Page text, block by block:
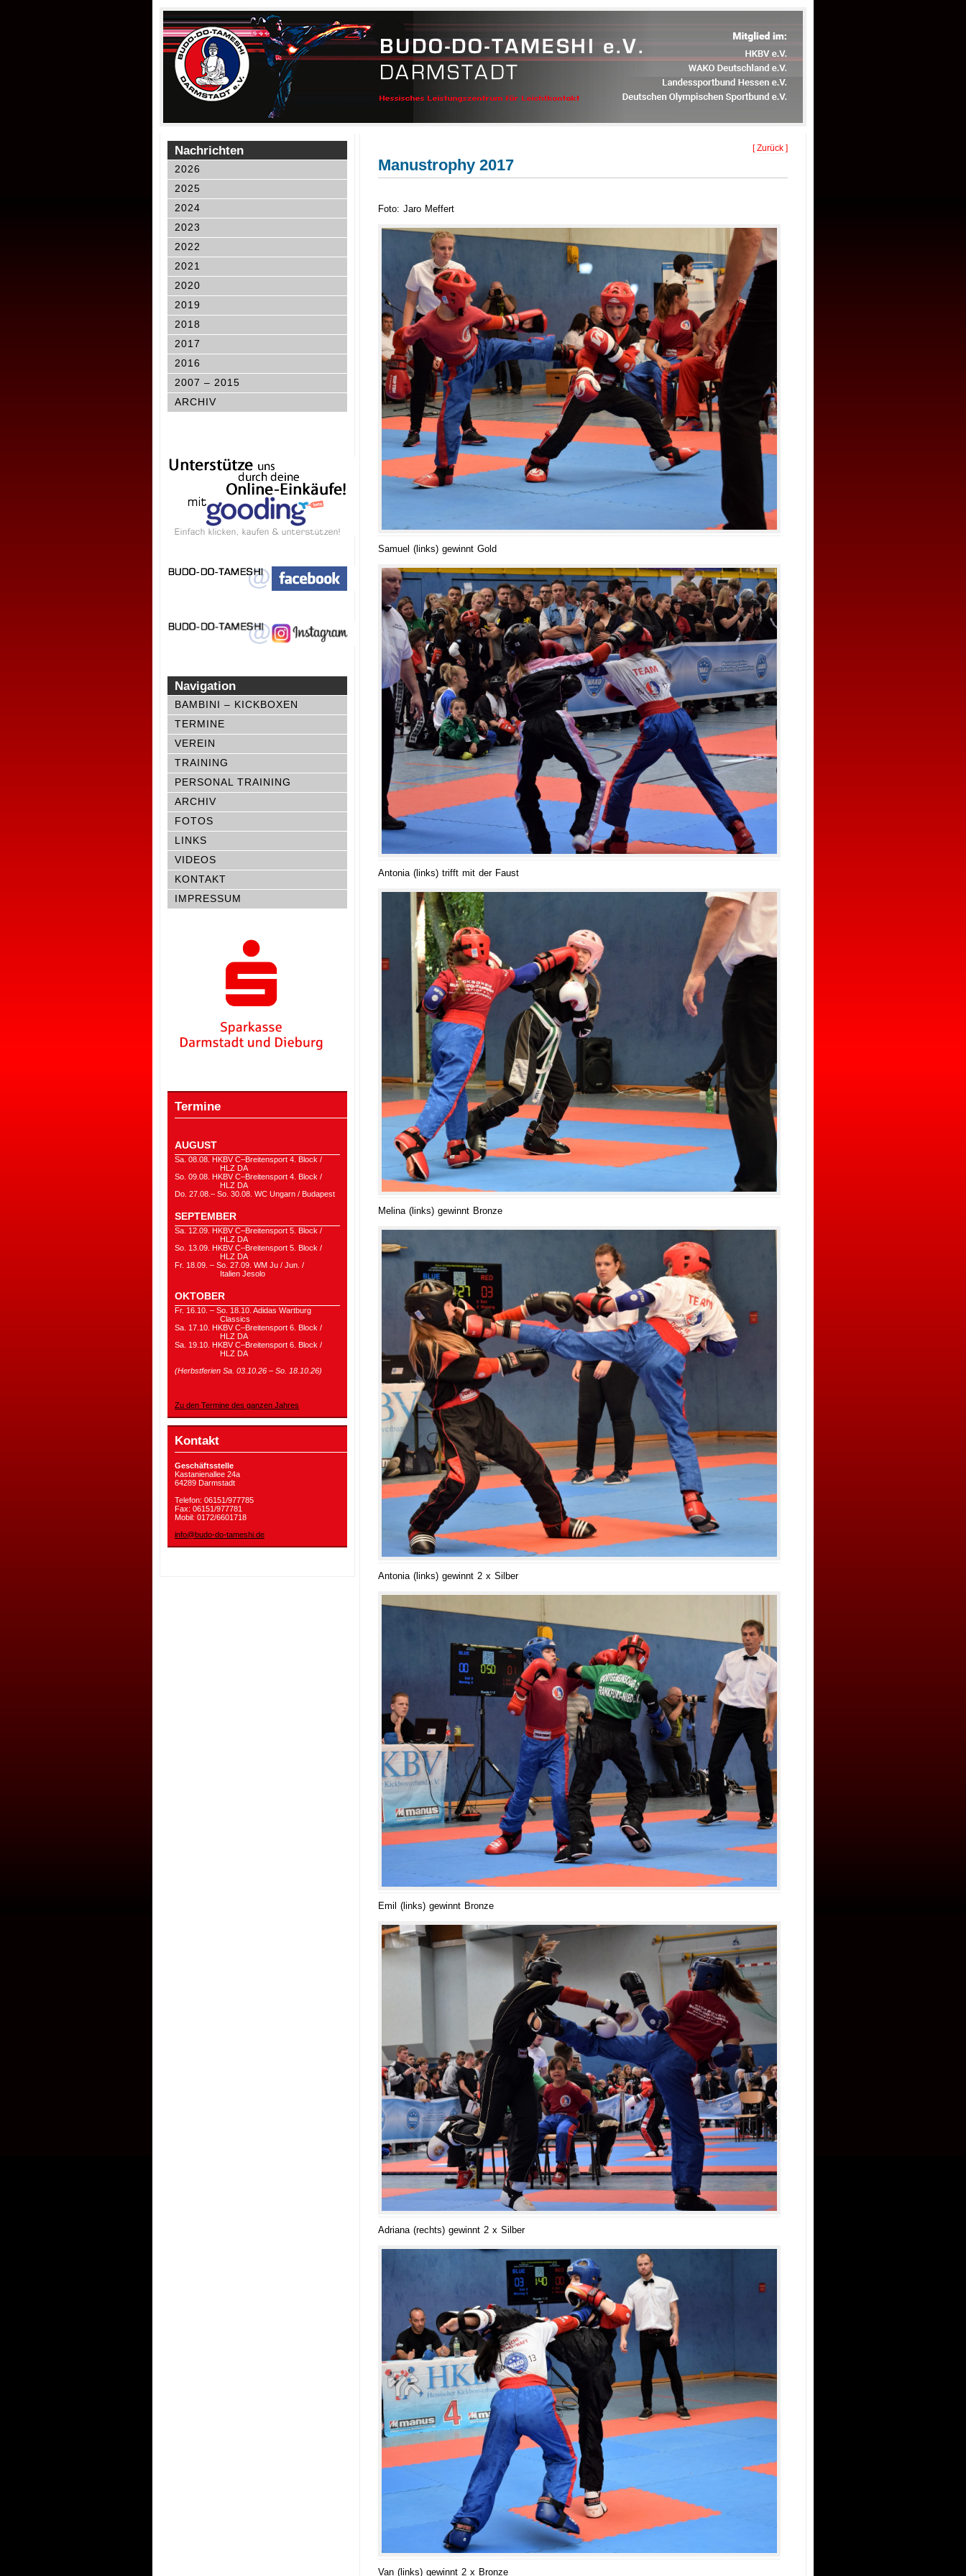
Nachrichten
2026
2025
2024
2023
2022
2021
2020
2019
2018
2017
2016
2007 – 2015
ARCHIV
Navigation
BAMBINI – KICKBOXEN
TERMINE
VEREIN
TRAINING
PERSONAL TRAINING
ARCHIV
FOTOS
LINKS
VIDEOS
KONTAKT
IMPRESSUM
Termine
AUGUST
Sa. 08.08. HKBV C–Breitensport 4. Block /
HLZ DA
So. 09.08. HKBV C–Breitensport 4. Block /
HLZ DA
Do. 27.08.– So. 30.08. WC Ungarn / Budapest
SEPTEMBER
Sa. 12.09. HKBV C–Breitensport 5. Block /
HLZ DA
So. 13.09. HKBV C–Breitensport 5. Block /
HLZ DA
Fr. 18.09. – So. 27.09. WM Ju / Jun. /
Italien Jesolo
OKTOBER
Fr. 16.10. – So. 18.10. Adidas Wartburg
Classics
Sa. 17.10. HKBV C–Breitensport 6. Block /
HLZ DA
Sa. 19.10. HKBV C–Breitensport 6. Block /
HLZ DA
(Herbstferien Sa. 03.10.26 – So. 18.10.26)
Zu den Termine des ganzen Jahres
Kontakt
Geschäftsstelle
Kastanienallee 24a
64289 Darmstadt
Telefon: 06151/977785
Fax: 06151/977781
Mobil: 0172/6601718
info@budo-do-tameshi.de
[ Zurück ]
Manustrophy 2017
Foto: Jaro Meffert
Samuel (links) gewinnt Gold
Antonia (links) trifft mit der Faust
Melina (links) gewinnt Bronze
Antonia (links) gewinnt 2 x Silber
Emil (links) gewinnt Bronze
Adriana (rechts) gewinnt 2 x Silber
Van (links) gewinnt 2 x Bronze